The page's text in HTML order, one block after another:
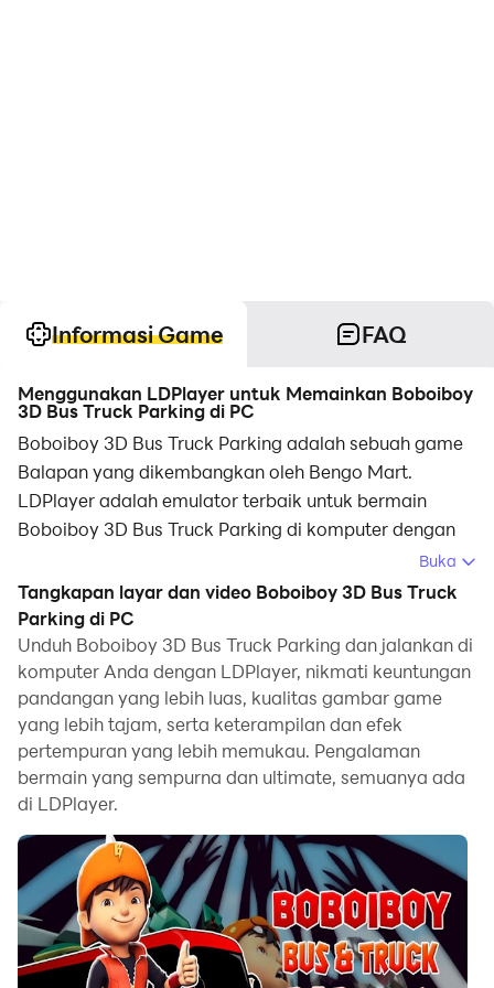
Informasi Game FAQ
Menggunakan LDPlayer untuk Memainkan Boboiboy
3D Bus Truck Parking di PC
Boboiboy 3D Bus Truck Parking adalah sebuah game
Balapan yang dikembangkan oleh Bengo Mart.
LDPlayer adalah emulator terbaik untuk bermain
Boboiboy 3D Bus Truck Parking di komputer dengan
sistem operasi Windows. Ini menyediakan fitur-fitur
kuat untuk membantu Anda mendapatkan
pengalaman bermain game yang mendalam di
permainan Boboiboy 3D Bus Truck Parking.
Ketika Anda bermain Boboiboy 3D Bus Truck Parking
di komputer Anda, jika Anda ingin menggunakan
gamepad Anda untuk mengontrol permainan, deteksi
gamepad yang diaktifkan secara otomatis oleh
LDPlayer dapat membantu Anda menyesuaikan
kontrol dengan beberapa klik sederhana dan
menikmati pengalaman balapan dan tantangan yang
lebih mendalam dan nyata.
Dengan dukungan dari frame rate yang tinggi, desain
lintasan yang beragam dalam permainan dan fitur-
Buka
Tangkapan layar dan video Boboiboy 3D Bus Truck
Parking di PC
Unduh Boboiboy 3D Bus Truck Parking dan jalankan di
komputer Anda dengan LDPlayer, nikmati keuntungan
pandangan yang lebih luas, kualitas gambar game
yang lebih tajam, serta keterampilan dan efek
pertempuran yang lebih memukau. Pengalaman
bermain yang sempurna dan ultimate, semuanya ada
di LDPlayer.